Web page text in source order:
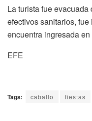
La turista fue
efectivos sanitarios,
encuentra ingresada en
EFE
Tags: caballo fiestas